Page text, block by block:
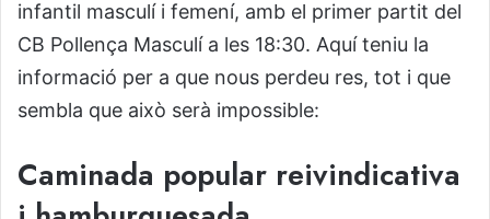
infantil masculí i femení, amb el primer partit del
CB Pollença Masculí a les 18:30. Aquí teniu la
informació per a que nous perdeu res, tot i que
sembla que això serà impossible:
Caminada popular reivindicativa